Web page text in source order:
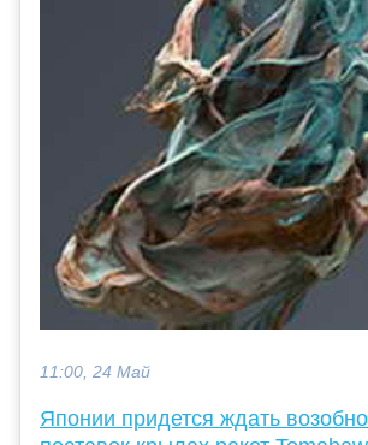
11:00, 24 Май
Японии придется ждать